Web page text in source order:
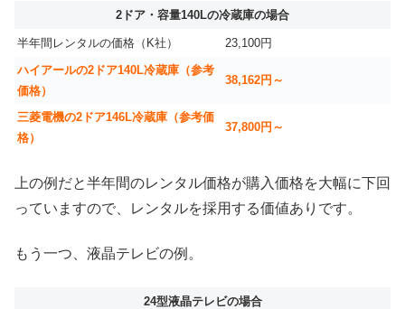
2ドア・容量140Lの冷蔵庫の場合
半年間レンタルの価格（K社）
23,100円
ハイアールの2ドア140L冷蔵庫（参考
価格）
38,162円～
三菱電機の2ドア146L冷蔵庫（参考価
格）
37,800円～
上の例だと半年間のレンタル価格が購入価格を大幅に下回
っていますので、レンタルを採用する価値ありです。
もう一つ、液晶テレビの例。
24型液晶テレビの場合